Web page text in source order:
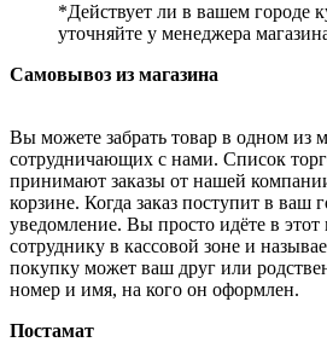
*Действует ли в вашем городе
уточняйте у менеджера
Самовывоз из магазина
Вы можете забрать товар в одном из
сотрудничающих с нами. Список
принимают заказы от нашей
корзине. Когда заказ поступит в ваш
уведомление. Вы просто идёте в этот
сотруднику в кассовой зоне и
покупку может ваш друг или
номер и имя, на кого он оформлен.
Постамат